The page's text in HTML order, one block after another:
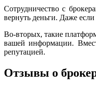
Сотрудничество с
вернуть деньги. Даже
Во-вторых, такие
вашей информации.
репутацией.
Отзывы о